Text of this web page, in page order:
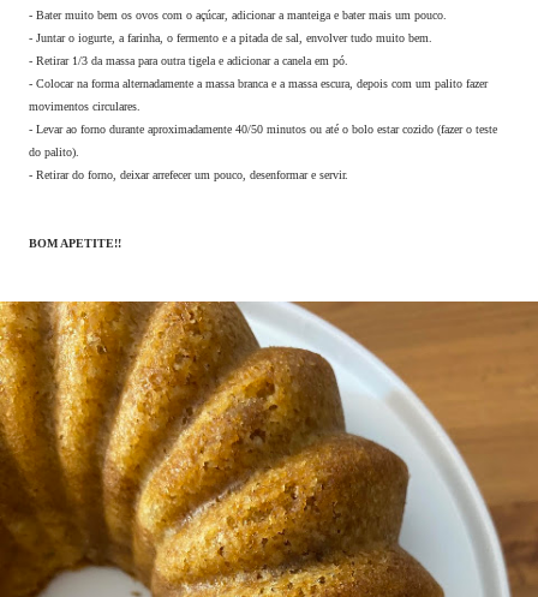
- Bater muito bem os ovos com o açúcar, adicionar a manteiga e bater mais um pouco.
- Juntar o iogurte, a farinha, o fermento e a pitada de sal, envolver tudo muito bem.
- Retirar 1/3 da massa para outra tigela e adicionar a canela em pó.
- Colocar na forma alternadamente a massa branca e a massa escura, depois com um palito fazer
movimentos circulares.
- Levar ao forno durante aproximadamente 40/50 minutos ou até o bolo estar cozido (fazer o teste
do palito).
- Retirar do forno, deixar arrefecer um pouco, desenformar e servir.
BOM APETITE!!